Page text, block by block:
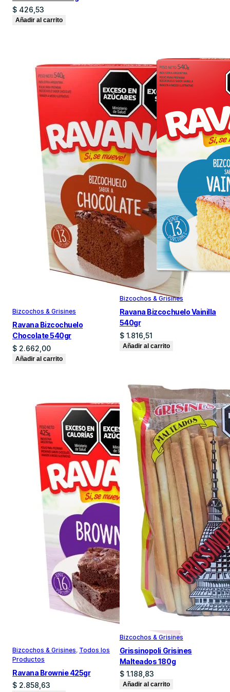
$ 426,53
Añadir al carrito
Bizcochos & Grisines
Ravana Bizcochuelo
Chocolate 540gr
$ 2.662,00
Añadir al carrito
Bizcochos & Grisines
Ravana Bizcochuelo Vainilla
540gr
$1.816,51
Añadir al carrito
Bizcochos & Grisines, Todos los
Productos
Ravana Brownie 425gr
$ 2.858,63
Bizcochos & Grisines
Grissinopoli Grisines
Malteados 180g
$1.188,83
Añadir al carrito